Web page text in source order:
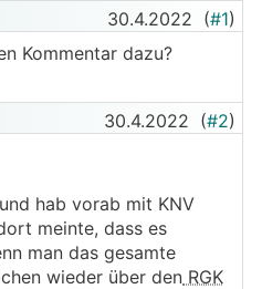
30.4.2022 (#1)
Kommentar dazu?
30.4.2022 (#2)
hab vorab mit KNV
meinte, dass es
man das gesamte
wieder über den RGK